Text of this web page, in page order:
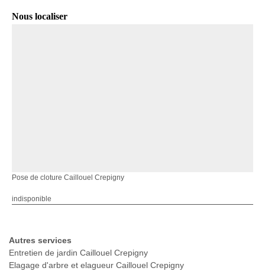
Nous localiser
Pose de cloture Caillouel Crepigny
indisponible
Autres services
Entretien de jardin Caillouel Crepigny
Elagage d'arbre et elagueur Caillouel Crepigny